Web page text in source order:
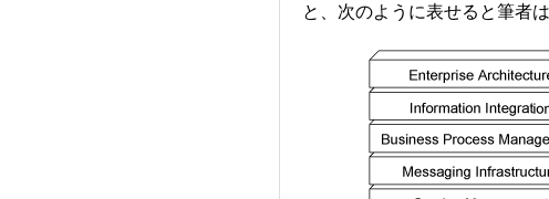
と、次のように表せると筆者は